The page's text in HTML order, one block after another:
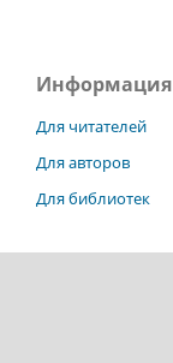
Информация
Для читателей
Для авторов
Для библиотек